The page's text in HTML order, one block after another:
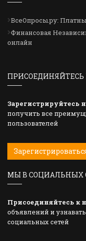
ВсеОпросы.ру:
Финансовая
онлайн
Зарегистрируйтесь
получить все
пользователей
МЫ В СОЦИАЛЬНЫХ
Присоединяйтесь к
объявлений и
социальных сетей